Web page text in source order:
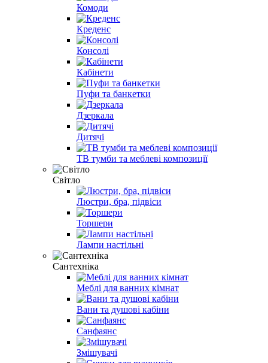
Комоди
Креденс
Консолі
Кабінети
Пуфи та банкетки
Дзеркала
Дитячі
ТВ тумби та меблеві композиції
Світло
Люстри, бра, підвіси
Торшери
Лампи настільні
Сантехніка
Меблі для ванних кімнат
Вани та душові кабіни
Санфаянс
Змішувачі